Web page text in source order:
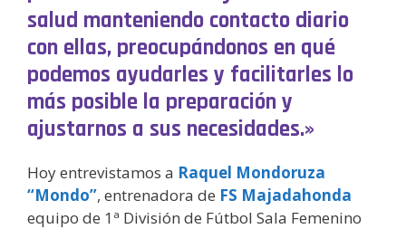
salud manteniendo contacto diario
con ellas, preocupándonos en qué
podemos ayudarles y facilitarles lo
más posible la preparación y
ajustarnos a sus necesidades.»
Hoy entrevistamos a Raquel Mondoruza
“Mondo”, entrenadora de FS Majadahonda
equipo de 1ª División de Fútbol Sala Femenino